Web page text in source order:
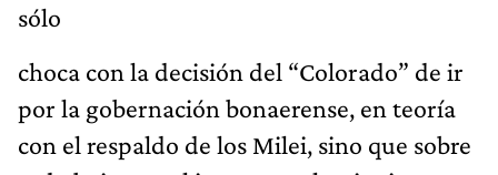
sólo
choca con la decisión del “Colorado” de ir
por la gobernación bonaerense, en teoría
con el respaldo de los Milei, sino que sobre